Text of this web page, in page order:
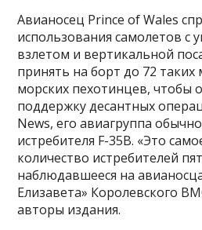
Авианосец Prince of Wales
использования самолетов с
взлетом и вертикальной
принять на борт до 72
морских пехотинцев, чтобы
поддержку десантных
News, его авиагруппа
истребителя F-35B. «Это
количество истребителей
наблюдавшееся на
Елизавета» Королевского
авторы издания.